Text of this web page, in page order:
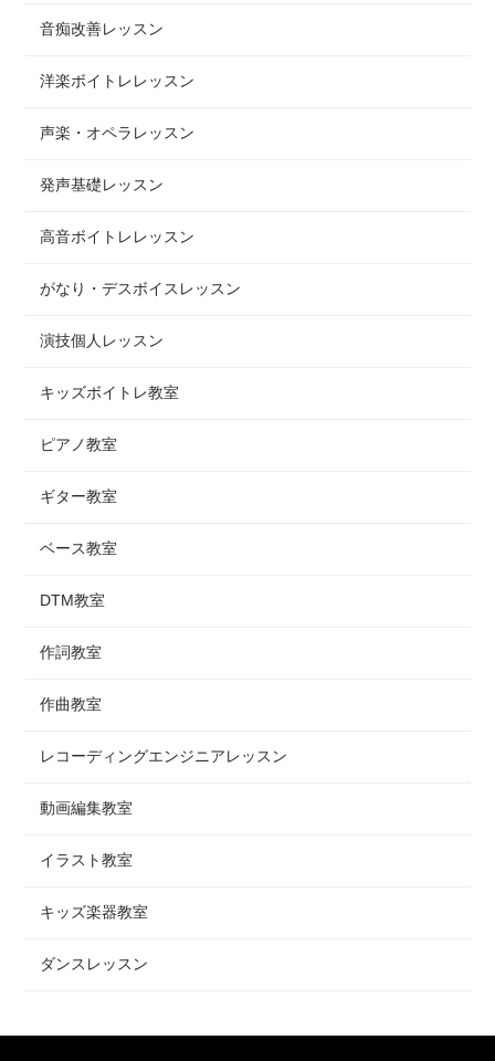
音痴改善レッスン
洋楽ボイトレレッスン
声楽・オペラレッスン
発声基礎レッスン
高音ボイトレレッスン
がなり・デスボイスレッスン
演技個人レッスン
キッズボイトレ教室
ピアノ教室
ギター教室
ベース教室
DTM教室
作詞教室
作曲教室
レコーディングエンジニアレッスン
動画編集教室
イラスト教室
キッズ楽器教室
ダンスレッスン